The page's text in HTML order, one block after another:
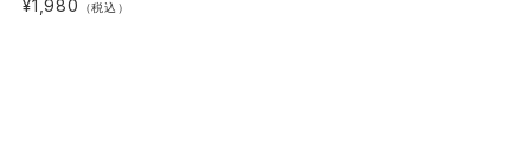
¥1,980 （税込）